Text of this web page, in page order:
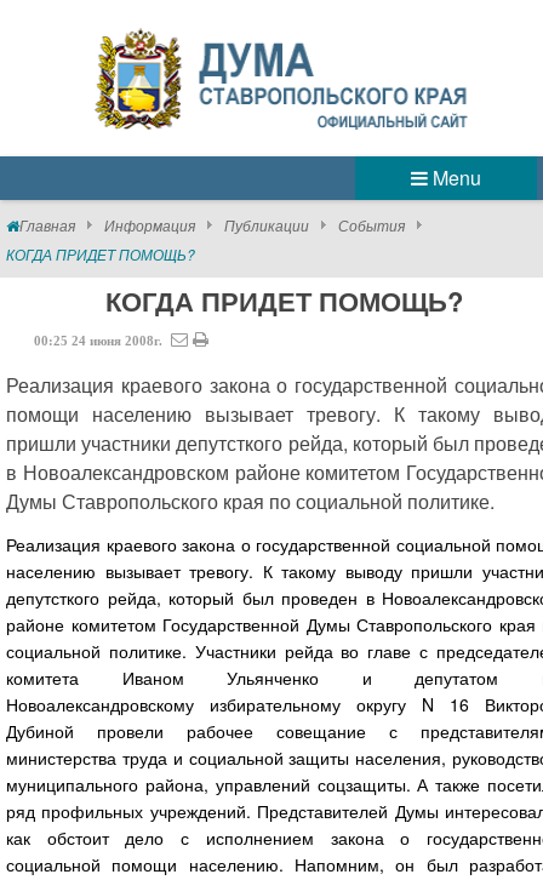
Menu
Главная Информация Публикации
События
КОГДА ПРИДЕТ ПОМОЩЬ?
КОГДА ПРИДЕТ ПОМОЩЬ?
00:25 24 июня 2008г.
Реализация краевого закона о государственной
помощи населению вызывает тревогу. К такому
пришли участники депутсткого рейда, который был
в Новоалександровском районе комитетом
Думы Ставропольского края по социальной политике.
Реализация краевого закона о государственной социальной
населению вызывает тревогу. К такому выводу пришли
депутсткого рейда, который был проведен в
районе комитетом Государственной Думы Ставропольского края
социальной политике. Участники рейда во главе с
комитета Иваном Ульянченко и депутатом
Новоалександровскому избирательному округу N 16
Дубиной провели рабочее совещание с
министерства труда и социальной защиты населения,
муниципального района, управлений соцзащиты. А также
ряд профильных учреждений. Представителей Думы
как обстоит дело с исполнением закона о
социальной помощи населению. Напомним, он был